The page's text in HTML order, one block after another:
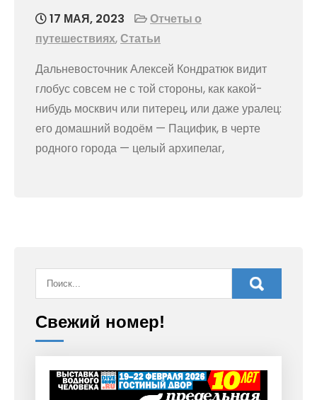
17 МАЯ, 2023
Отчеты о
путешествиях,Статьи
Дальневосточник Алексей Кондратюк видит
глобус совсем не с той стороны, как какой-
нибудь москвич или питерец, или даже уралец:
его домашний водоём — Пацифик, в черте
родного города — целый архипелаг,
Свежий номер!